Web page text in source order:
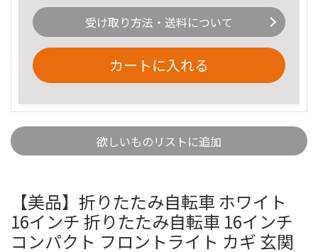
受け取り方法・送料について
カートに入れる
欲しいものリストに追加
【美品】折りたたみ自転車 ホワイト
16インチ 折りたたみ自転車 16インチ
コンパクト フロントライト カギ 玄関